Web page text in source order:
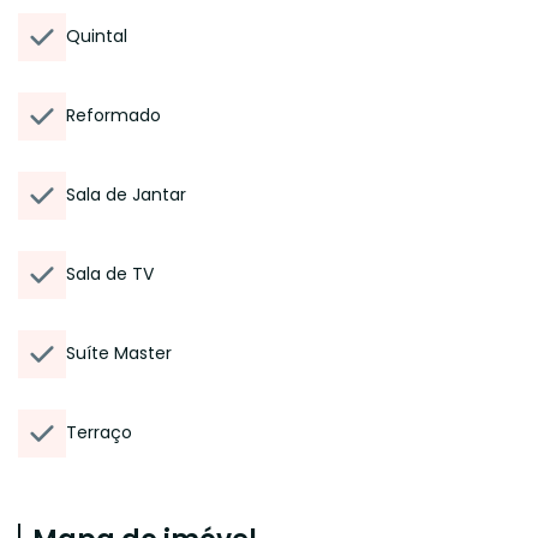
Quintal
Reformado
Sala de Jantar
Sala de TV
Suíte Master
Terraço